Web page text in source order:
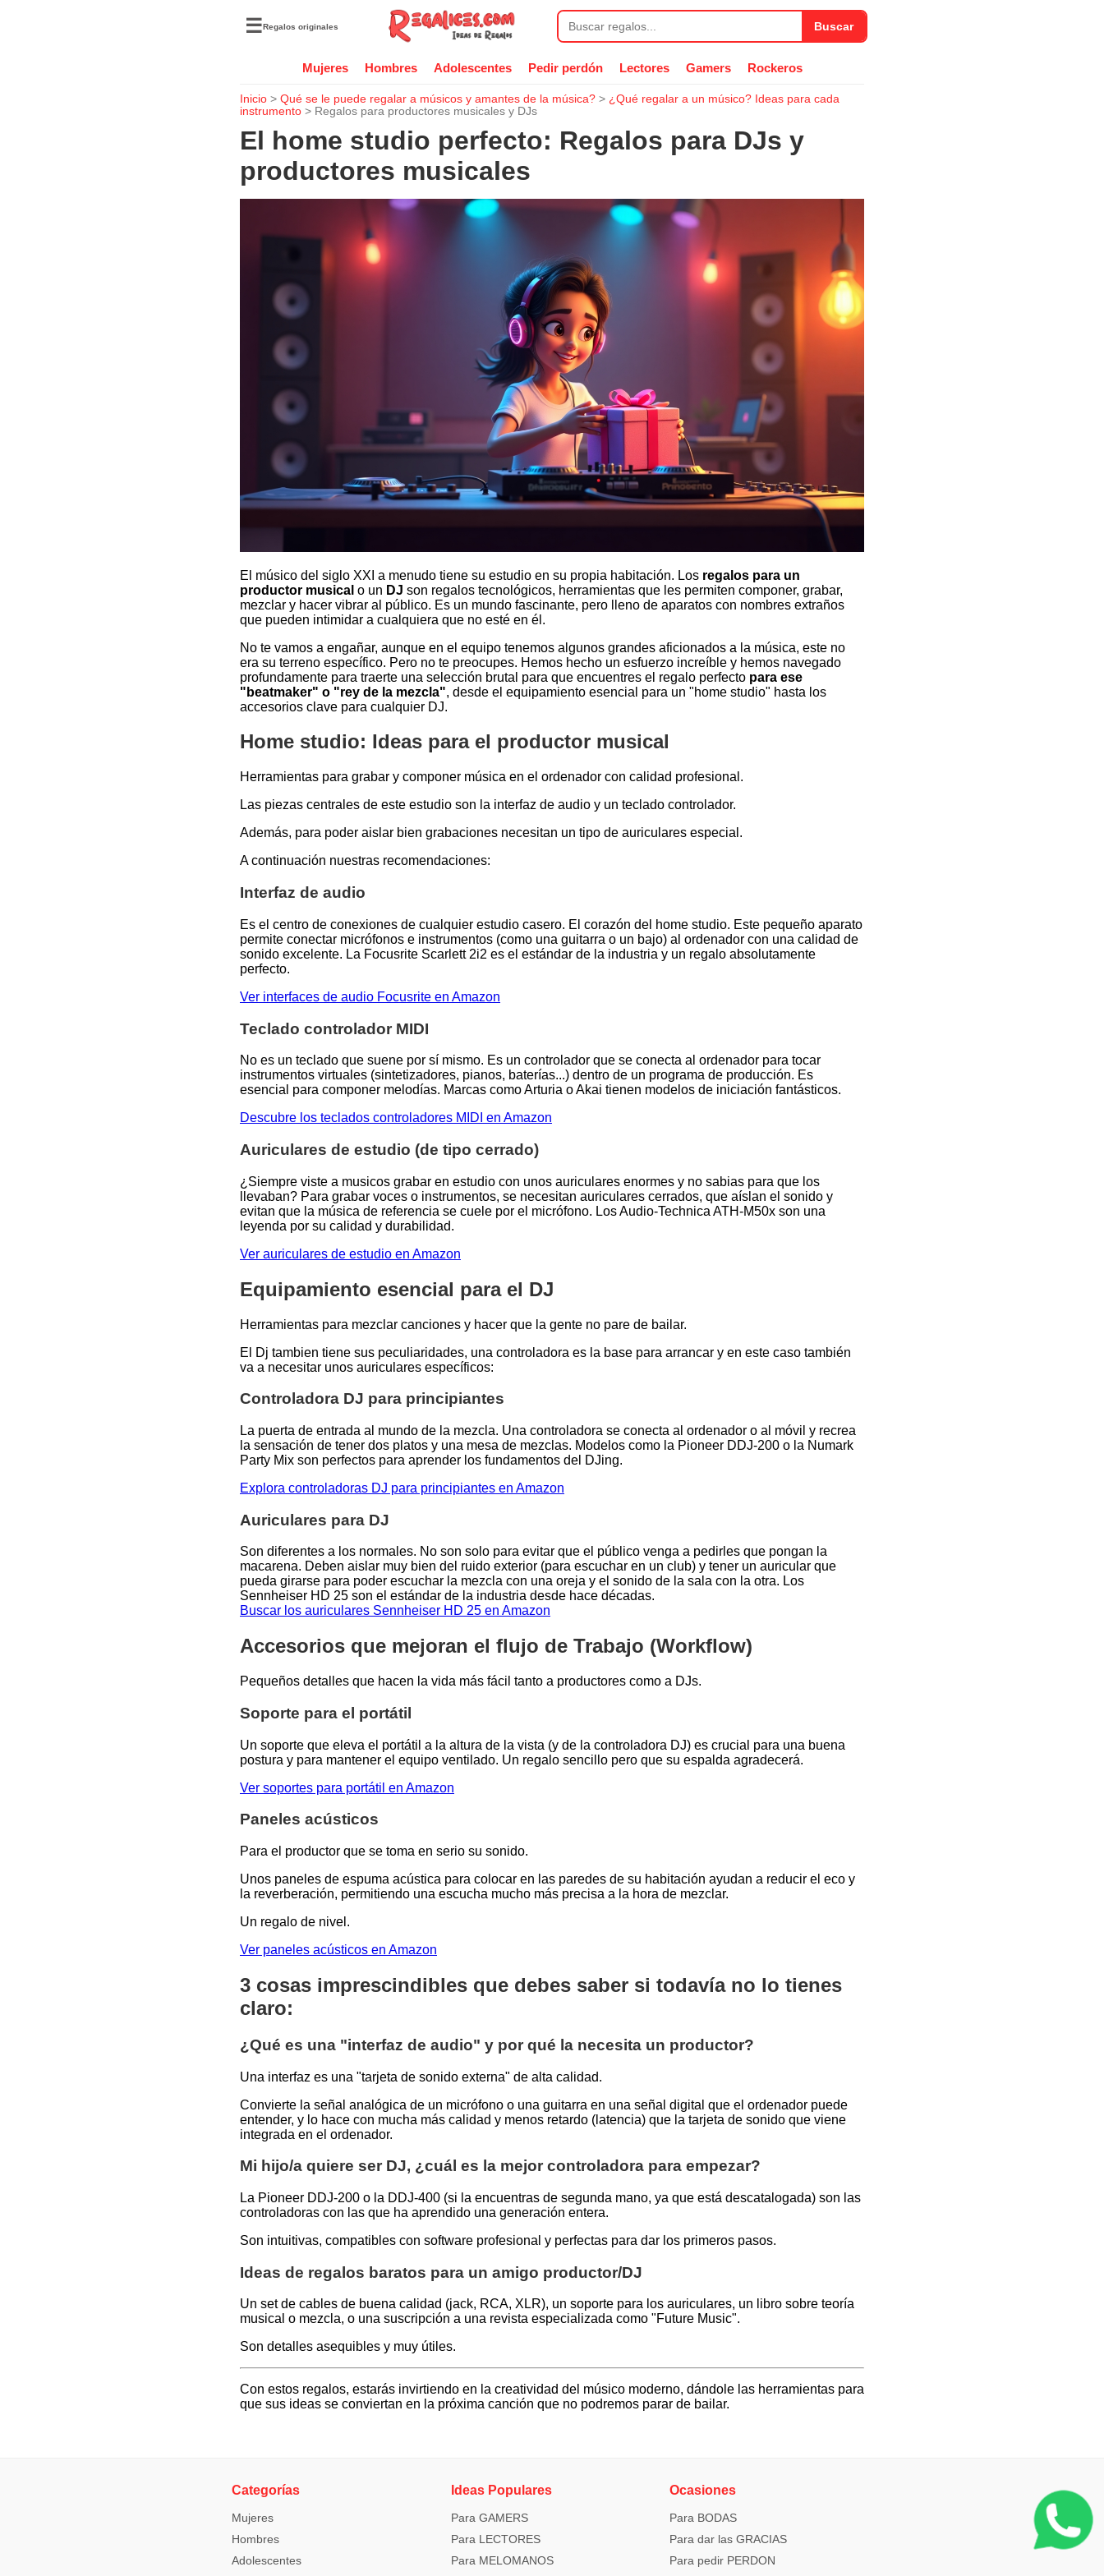
☰Regalos originales Buscar
Mujeres Hombres Adolescentes Pedir perdón Lectores Gamers Rockeros
Inicio > Qué se le puede regalar a músicos y amantes de la música? > ¿Qué regalar a un músico? Ideas para cada
instrumento > Regalos para productores musicales y DJs
El home studio perfecto: Regalos para DJs y
productores musicales
El músico del siglo XXI a menudo tiene su estudio en su propia habitación. Los regalos para un
productor musical o un DJ son regalos tecnológicos, herramientas que les permiten componer, grabar,
mezclar y hacer vibrar al público. Es un mundo fascinante, pero lleno de aparatos con nombres extraños
que pueden intimidar a cualquiera que no esté en él.
No te vamos a engañar, aunque en el equipo tenemos algunos grandes aficionados a la música, este no
era su terreno específico. Pero no te preocupes. Hemos hecho un esfuerzo increíble y hemos navegado
profundamente para traerte una selección brutal para que encuentres el regalo perfecto para ese
"beatmaker" o "rey de la mezcla", desde el equipamiento esencial para un "home studio" hasta los
accesorios clave para cualquier DJ.
Home studio: Ideas para el productor musical
Herramientas para grabar y componer música en el ordenador con calidad profesional.
Las piezas centrales de este estudio son la interfaz de audio y un teclado controlador.
Además, para poder aislar bien grabaciones necesitan un tipo de auriculares especial.
A continuación nuestras recomendaciones:
Interfaz de audio
Es el centro de conexiones de cualquier estudio casero. El corazón del home studio. Este pequeño aparato
permite conectar micrófonos e instrumentos (como una guitarra o un bajo) al ordenador con una calidad de
sonido excelente. La Focusrite Scarlett 2i2 es el estándar de la industria y un regalo absolutamente
perfecto.
Ver interfaces de audio Focusrite en Amazon
Teclado controlador MIDI
No es un teclado que suene por sí mismo. Es un controlador que se conecta al ordenador para tocar
instrumentos virtuales (sintetizadores, pianos, baterías...) dentro de un programa de producción. Es
esencial para componer melodías. Marcas como Arturia o Akai tienen modelos de iniciación fantásticos.
Descubre los teclados controladores MIDI en Amazon
Auriculares de estudio (de tipo cerrado)
¿Siempre viste a musicos grabar en estudio con unos auriculares enormes y no sabias para que los
llevaban? Para grabar voces o instrumentos, se necesitan auriculares cerrados, que aíslan el sonido y
evitan que la música de referencia se cuele por el micrófono. Los Audio-Technica ATH-M50x son una
leyenda por su calidad y durabilidad.
Ver auriculares de estudio en Amazon
Equipamiento esencial para el DJ
Herramientas para mezclar canciones y hacer que la gente no pare de bailar.
El Dj tambien tiene sus peculiaridades, una controladora es la base para arrancar y en este caso también
va a necesitar unos auriculares específicos:
Controladora DJ para principiantes
La puerta de entrada al mundo de la mezcla. Una controladora se conecta al ordenador o al móvil y recrea
la sensación de tener dos platos y una mesa de mezclas. Modelos como la Pioneer DDJ-200 o la Numark
Party Mix son perfectos para aprender los fundamentos del DJing.
Explora controladoras DJ para principiantes en Amazon
Auriculares para DJ
Son diferentes a los normales. No son solo para evitar que el público venga a pedirles que pongan la
macarena. Deben aislar muy bien del ruido exterior (para escuchar en un club) y tener un auricular que
pueda girarse para poder escuchar la mezcla con una oreja y el sonido de la sala con la otra. Los
Sennheiser HD 25 son el estándar de la industria desde hace décadas.
Buscar los auriculares Sennheiser HD 25 en Amazon
Accesorios que mejoran el flujo de Trabajo (Workflow)
Pequeños detalles que hacen la vida más fácil tanto a productores como a DJs.
Soporte para el portátil
Un soporte que eleva el portátil a la altura de la vista (y de la controladora DJ) es crucial para una buena
postura y para mantener el equipo ventilado. Un regalo sencillo pero que su espalda agradecerá.
Ver soportes para portátil en Amazon
Paneles acústicos
Para el productor que se toma en serio su sonido.
Unos paneles de espuma acústica para colocar en las paredes de su habitación ayudan a reducir el eco y
la reverberación, permitiendo una escucha mucho más precisa a la hora de mezclar.
Un regalo de nivel.
Ver paneles acústicos en Amazon
3 cosas imprescindibles que debes saber si todavía no lo tienes
claro:
¿Qué es una "interfaz de audio" y por qué la necesita un productor?
Una interfaz es una "tarjeta de sonido externa" de alta calidad.
Convierte la señal analógica de un micrófono o una guitarra en una señal digital que el ordenador puede
entender, y lo hace con mucha más calidad y menos retardo (latencia) que la tarjeta de sonido que viene
integrada en el ordenador.
Mi hijo/a quiere ser DJ, ¿cuál es la mejor controladora para empezar?
La Pioneer DDJ-200 o la DDJ-400 (si la encuentras de segunda mano, ya que está descatalogada) son las
controladoras con las que ha aprendido una generación entera.
Son intuitivas, compatibles con software profesional y perfectas para dar los primeros pasos.
Ideas de regalos baratos para un amigo productor/DJ
Un set de cables de buena calidad (jack, RCA, XLR), un soporte para los auriculares, un libro sobre teoría
musical o mezcla, o una suscripción a una revista especializada como "Future Music".
Son detalles asequibles y muy útiles.
Con estos regalos, estarás invirtiendo en la creatividad del músico moderno, dándole las herramientas para
que sus ideas se conviertan en la próxima canción que no podremos parar de bailar.
Categorías
Mujeres
Hombres
Adolescentes
Ideas Populares
Para GAMERS
Para LECTORES
Para MELOMANOS
Ocasiones
Para BODAS
Para dar las GRACIAS
Para pedir PERDON